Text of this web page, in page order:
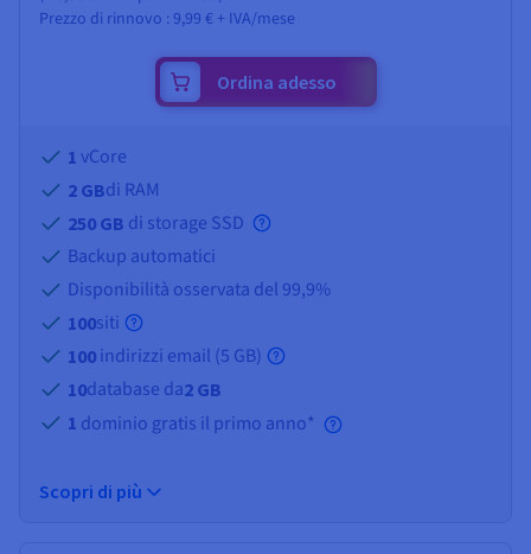
Prezzo di rinnovo : 9,99 € + IVA/mese
Ordina adesso
1 vCore
2 GBdi RAM
250 GB di storage SSD
Backup automatici
Disponibilità osservata del 99,9%
100siti
100 indirizzi email (5 GB)
10database da2 GB
1 dominio gratis il primo anno*
Scopri di più